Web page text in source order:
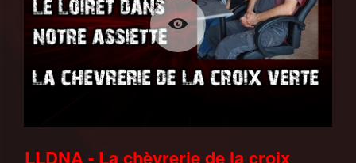
LLDNA - La chèvrerie de la croix